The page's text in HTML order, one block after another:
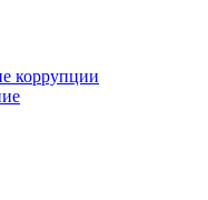
коррупции